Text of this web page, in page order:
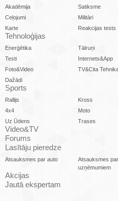
Akadēmija
Satiksme
Ceļojumi
Militāri
Karte
Reakcijas tests
Tehnoloģijas
Enerģētika Tālruņi
Testi
Internets&App
Foto&Video
TV&Cita
Dažādi
Sports
Rallijs Kross
4x4
Moto
Uz Ūdens
Trases
Video&TV
Forums
Lasītāju pieredze
Atsauksmes par auto
Atsauksmes par
uzņēmumiem
Akcijas
Jautā ekspertam